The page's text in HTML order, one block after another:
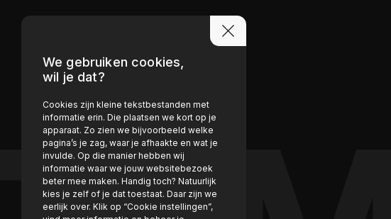
We gebruiken cookies,
wil je dat?
Cookies zijn kleine tekstbestanden met
informatie erin. Die plaatsen we kort op je
apparaat. Zo zien we bijvoorbeeld welke
pagina’s je zag, waar je afhaakte en wat je
invulde. Op die manier hebben wij
informatie waar we jouw websitebezoek
beter mee maken. Handig toch? Natuurlijk
kies je zelf of je dat toestaat. Daar zijn we
eerlijk over. Klik op “Cookie instellingen”,